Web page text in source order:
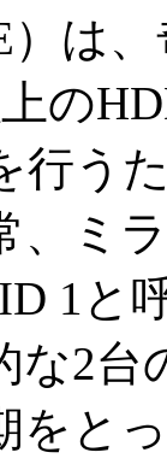
）は
の
行う
、ミ
1と
な2台
をと